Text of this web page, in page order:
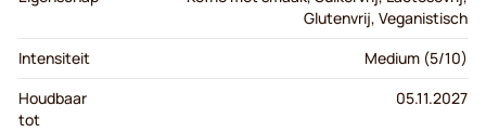
Glutenvrij, Veganistisch
Intensiteit
Medium (5/10)
Houdbaar
tot
05.11.2027